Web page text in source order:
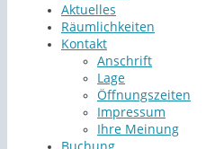
Aktuelles
Räumlichkeiten
Kontakt
Anschrift
Lage
Öffnungszeiten
Impressum
Ihre Meinung
Buchung